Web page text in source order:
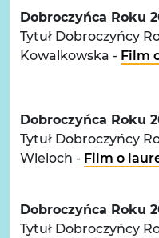
Dobroczyńca Roku
Tytuł Dobroczyńcy
Kowalkowska - Film
Dobroczyńca Roku
Tytuł Dobroczyńcy
Wieloch - Film o
Dobroczyńca Roku
Tytuł Dobroczyńcy